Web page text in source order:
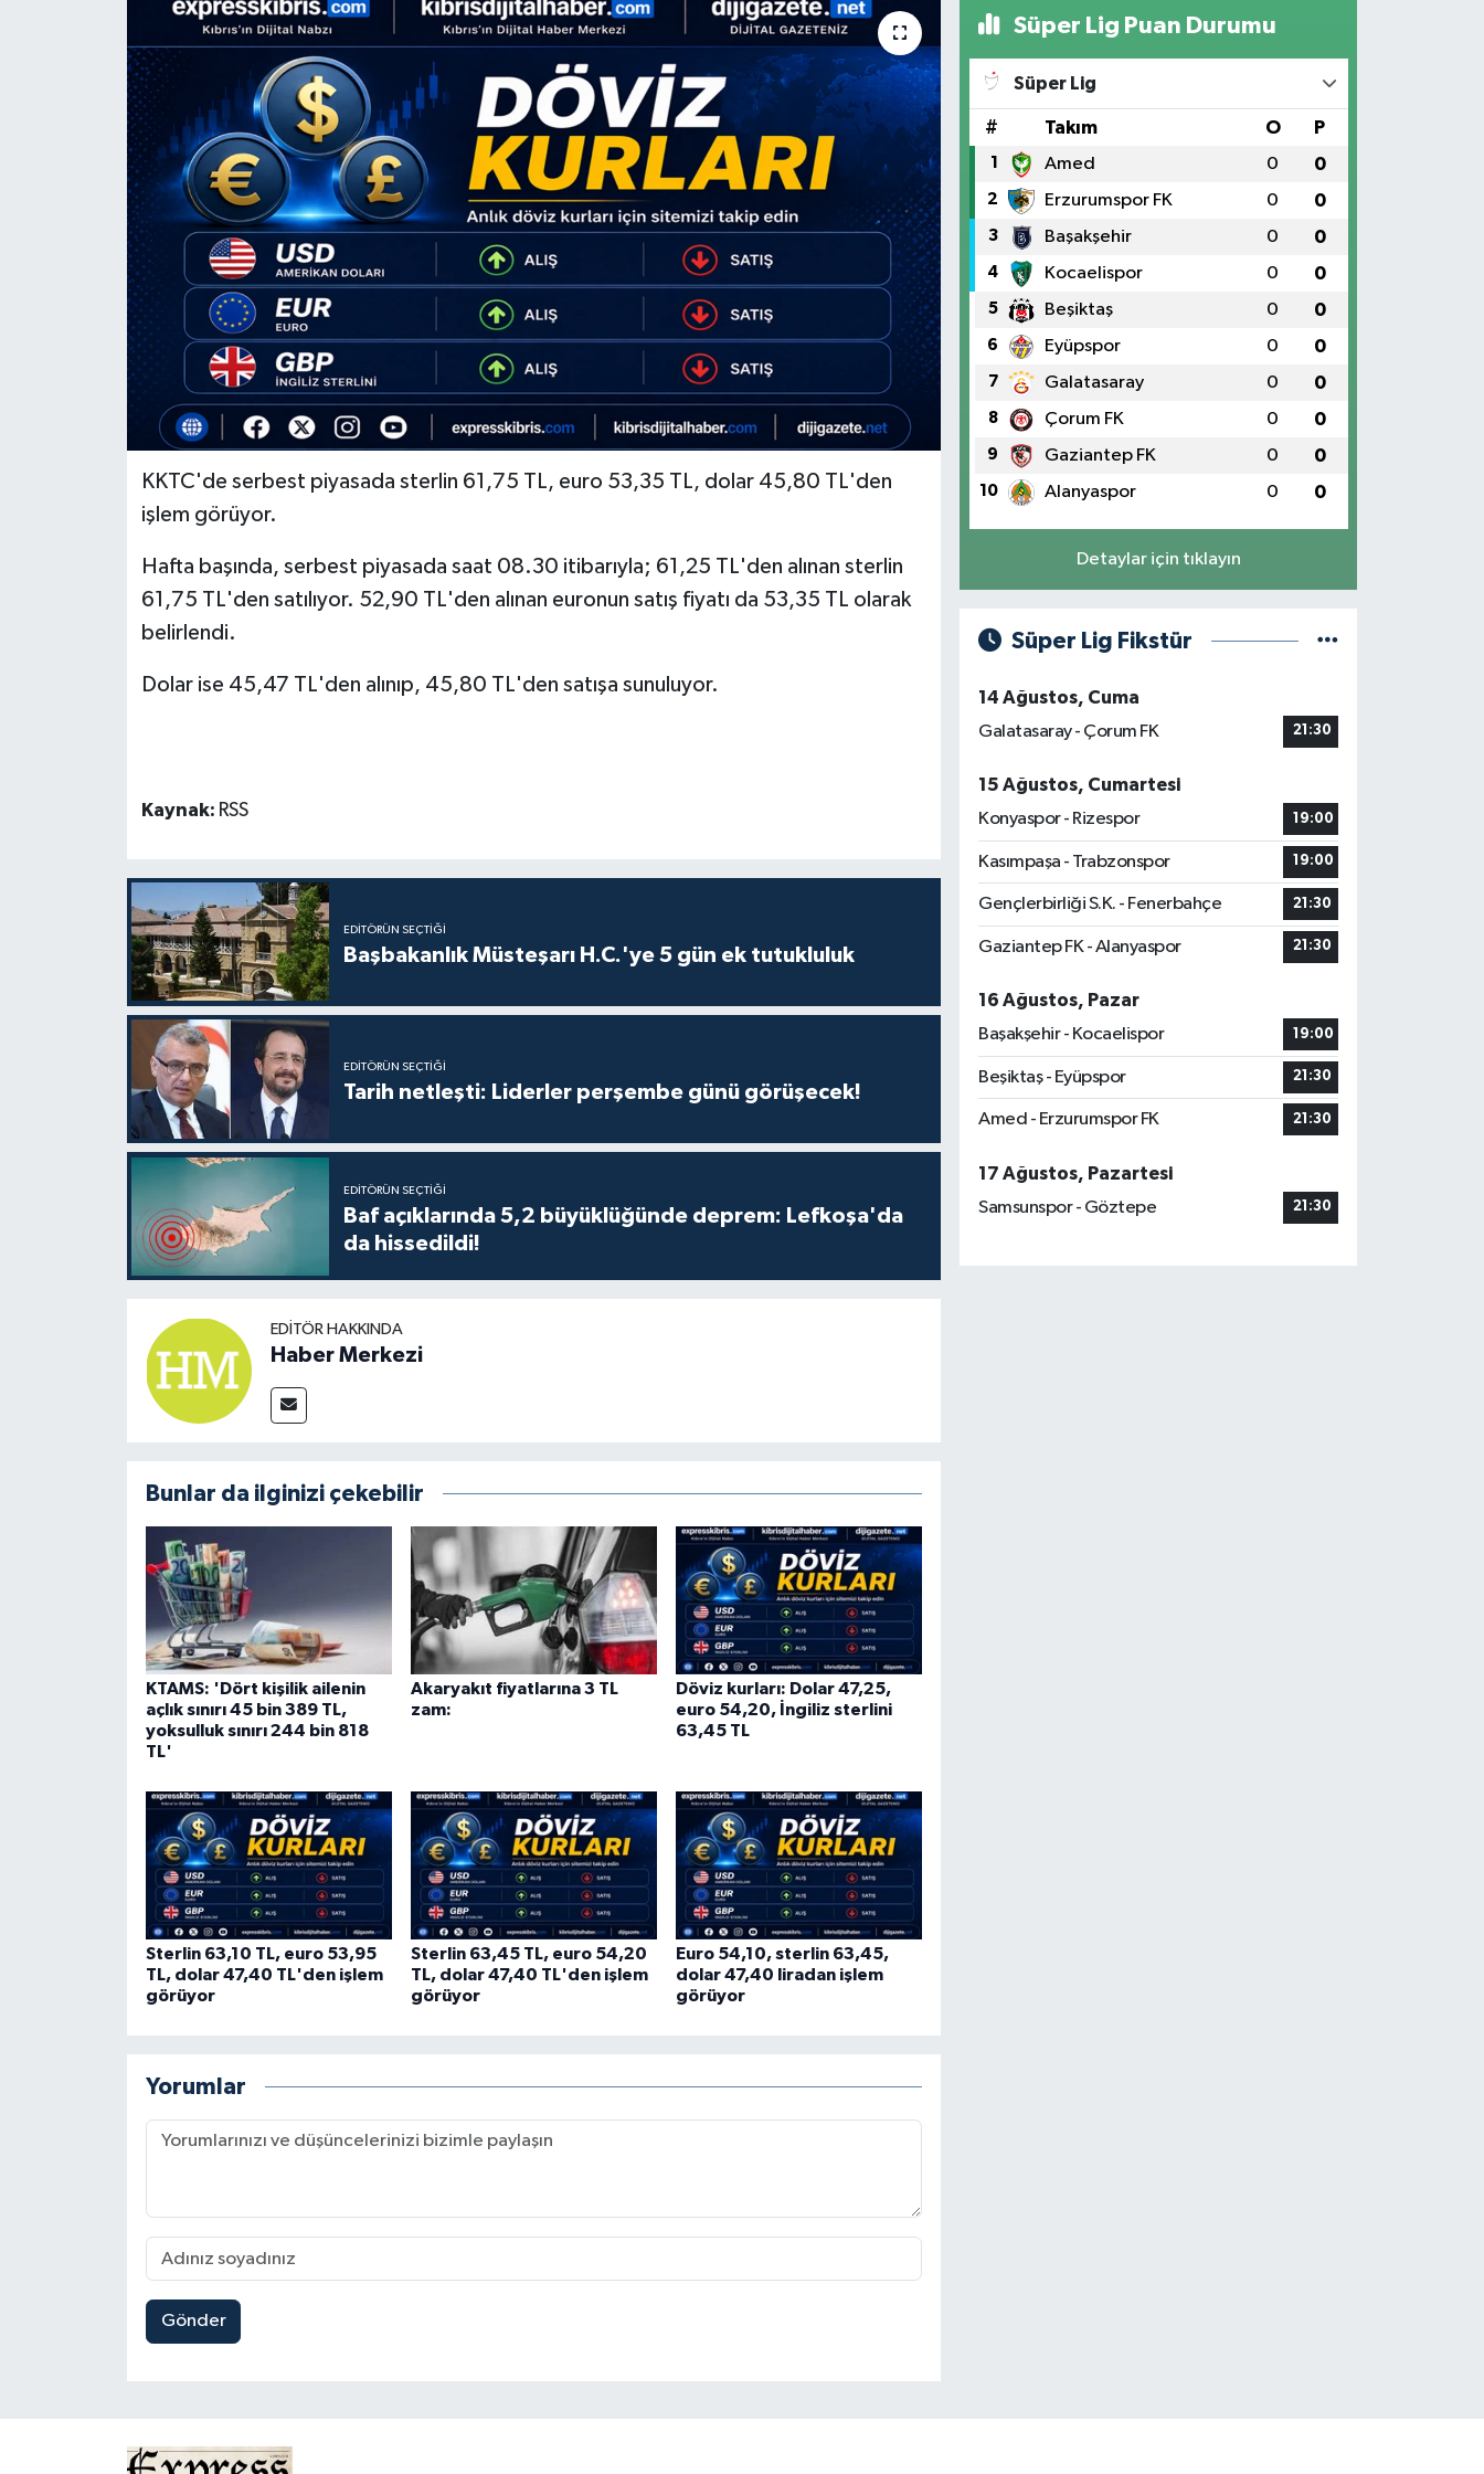
KKTC'de serbest piyasada sterlin 61,75 TL, euro 53,35 TL, dolar 45,80 TL'den
işlem görüyor.
Hafta başında, serbest piyasada saat 08.30 itibarıyla; 61,25 TL'den alınan sterlin
61,75 TL'den satılıyor. 52,90 TL'den alınan euronun satış fiyatı da 53,35 TL olarak
belirlendi.
Dolar ise 45,47 TL'den alınıp, 45,80 TL'den satışa sunuluyor.
Kaynak: RSS
EDITÖRÜN SEÇTIĞI
Başbakanlık Müsteşarı H.C.'ye 5 gün ek tutukluluk
EDITÖRÜN SEÇTIĞI
Tarih netleşti: Liderler perşembe günü görüşecek!
EDITÖRÜN SEÇTIĞI
Baf açıklarında 5,2 büyüklüğünde deprem: Lefkoşa'da
da hissedildi!
EDITÖR HAKKINDA
Haber Merkezi
Bunlar da ilginizi çekebilir
KTAMS: 'Dört kişilik ailenin
açlık sınırı 45 bin 389 TL,
yoksulluk sınırı 244 bin 818
TL'
Akaryakıt fiyatlarına 3 TL
zam:
Döviz kurları: Dolar 47,25,
euro 54,20, İngiliz sterlini
63,45 TL
Sterlin 63,10 TL, euro 53,95
TL, dolar 47,40 TL'den işlem
görüyor
Sterlin 63,45 TL, euro 54,20
TL, dolar 47,40 TL'den işlem
görüyor
Euro 54,10, sterlin 63,45,
dolar 47,40 liradan işlem
görüyor
Yorumlar
Gönder
Süper Lig Puan Durumu
Süper Lig
# Takım O P
1 Amed 0 0
2 Erzurumspor FK 0 0
3 Başakşehir 0 0
4 Kocaelispor 0 0
5 Beşiktaş 0 0
6 Eyüpspor 0 0
7 Galatasaray 0 0
8 Çorum FK 0 0
9 Gaziantep FK 0 0
10 Alanyaspor 0 0
Detaylar için tıklayın
Süper Lig Fikstür
14 Ağustos, Cuma
Galatasaray - Çorum FK
21:30
15 Ağustos, Cumartesi
Konyaspor - Rizespor
19:00
Kasımpaşa - Trabzonspor 19:00
Gençlerbirliği S.K. - Fenerbahçe 21:30
Gaziantep FK - Alanyaspor 21:30
16 Ağustos, Pazar
Başakşehir - Kocaelispor
19:00
Beşiktaş - Eyüpspor 21:30
Amed - Erzurumspor FK 21:30
17 Ağustos, Pazartesi
Samsunspor - Göztepe
21:30
GAZİMAĞUSA
GÜNDEM
GÜNEY KIBRIS
İÇ HABERLER
KÜLTÜR SANAT
LEFKOŞA
Nöbetçi Eczaneler
TATLISU
TEKNOLOJİ
TİCARET